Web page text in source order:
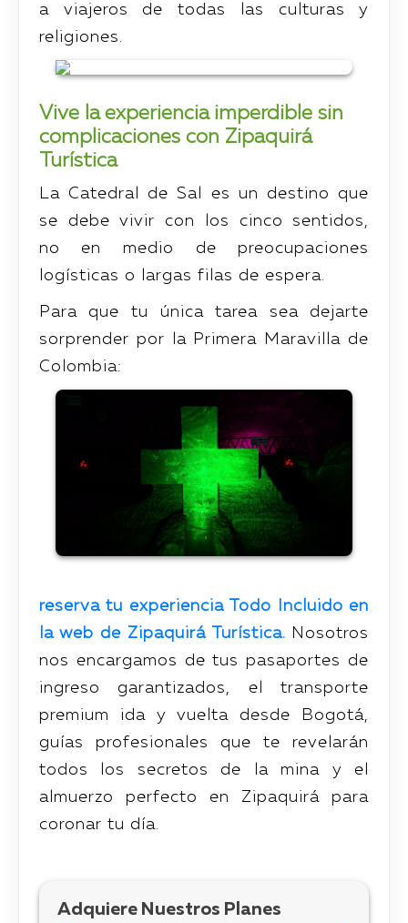
a viajeros de todas las culturas y
religiones.
Vive la experiencia imperdible sin
complicaciones con Zipaquirá
Turística
La Catedral de Sal es un destino que
se debe vivir con los cinco sentidos,
no en medio de preocupaciones
logísticas o largas filas de espera.
Para que tu única tarea sea dejarte
sorprender por la Primera Maravilla de
Colombia:
reserva tu experiencia Todo Incluido en
la web de Zipaquirá Turística. Nosotros
nos encargamos de tus pasaportes de
ingreso garantizados, el transporte
premium ida y vuelta desde Bogotá,
guías profesionales que te revelarán
todos los secretos de la mina y el
almuerzo perfecto en Zipaquirá para
coronar tu día.
Adquiere Nuestros Planes